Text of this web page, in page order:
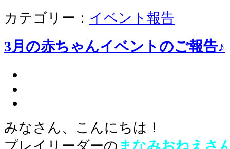
カテゴリー： イベント報告
3月の赤ちゃんイベントのご報告♪
みなさん、こんにちは！
プレイリーダーの まなみおねえさ